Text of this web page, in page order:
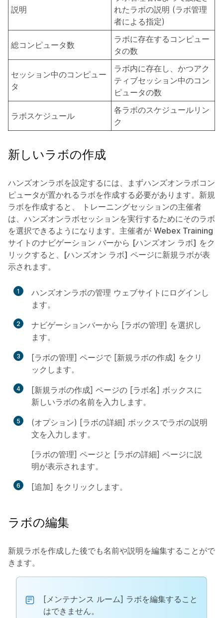
説明
れたラボの説明 (ラボ管理
者による指定)
総コンピュータ数
ラボに存在するコンピュー
タの数
セッション中のコンピュー
タ
ラボ内に存在し、かつアク
ティブセッション中のコン
ピュータの数
ラボスケジュール
各ラボのスケジュールリン
ク
新しいラボの作成
ハンズオンラボを設定するには、まずハンズオンラボコン
ピュータが置かれるラボを作成する必要があります。新規
ラボを作成すると、 トレーニングセッションの主催者
は、ハンズオンラボセッションを実行するためにそのラボ
を選択できるようになります。主催者が Webex Training
サイトのナビゲーション バーから [ハンズオン ラボ] をク
リックすると、 [ハンズオン ラボ] ページに新規ラボが表
示されます。
1
ハンズオンラボの管理 ウェブサイトにログインし
ます。
2
ナビゲーションバーから [ラボの管理] を選択し
ます。
3
[ラボの管理] ページで [新規ラボの作成] をクリ
ックします。
4
[新規ラボの作成] ページの [ラボ名] ボックスに
新しいラボの名前を入力します。
5
(オプション) [ラボの詳細] ボックスでラボの説明
文を入力します。
[ラボの管理] ページと [ラボの詳細] ページに説
明が表示されます。
6 [追加] をクリックします。
ラボの編集
新規ラボを作成した後でも名前や説明を編集することがで
きます。
[メンテナンス ルーム] ラボを編集すること
はできません。